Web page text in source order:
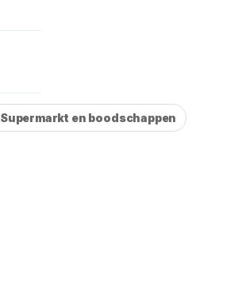
Supermarkt en boodschappen